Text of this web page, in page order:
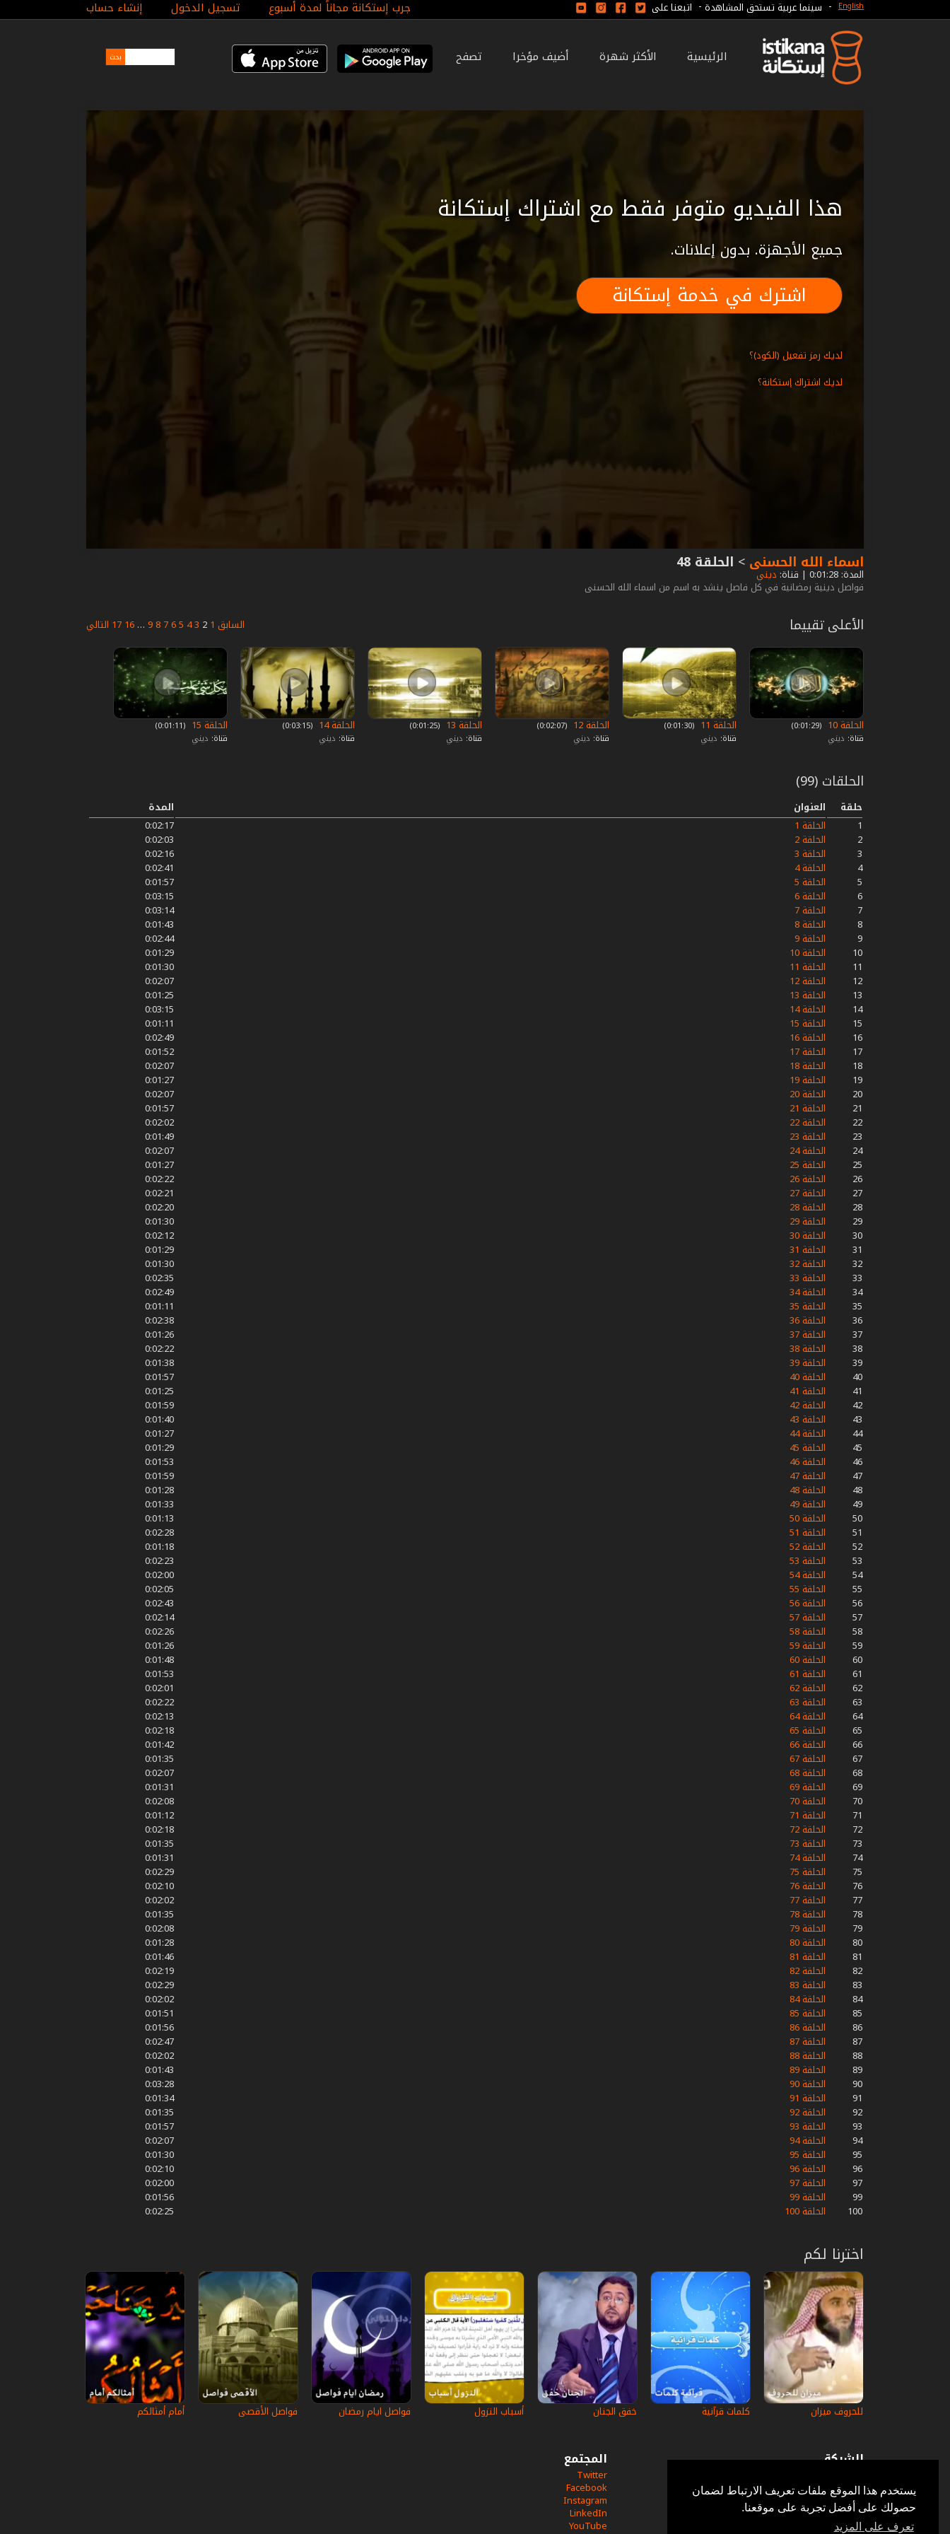
يستخدم هذا الموقع ملفات تعريف الارتباط لضمان
حصولك على أفضل تجربة على موقعنا.
تعرف على المزيد
جرب إستكانة مجاناً لمدة أسبوع تسجيل الدخول إنشاء حساب English
- سينما عربية تستحق المشاهدة - اتبعنا على
الرئيسية الأكثر شهرة أضيف مؤخرا تصفح
هذا الفيديو متوفر فقط مع اشتراك إستكانة
جميع الأجهزة. بدون إعلانات.
اشترك في خدمة إستكانة
لديك رمز تفعيل (الكود)؟
لديك اشتراك إستكانة؟
اسماء الله الحسنى > الحلقة 48
المدة: 0:01:28 | قناة: ديني
فواصل دينية رمضانية في كل فاصل ينشد به اسم من اسماء الله الحسنى
السابق 1
2
3
4
5
6
7
8
9
…
16
17 التالي الأعلى تقييما
الحلقة 10
‏ (0:01:29)
قناة: ديني
الحلقة 11
‏ (0:01:30)
قناة: ديني
الحلقة 12
‏ (0:02:07)
قناة: ديني
الحلقة 13
‏ (0:01:25)
قناة: ديني
الحلقة 14
‏ (0:03:15)
قناة: ديني
الحلقة 15
‏ (0:01:11)
قناة: ديني
الحلقات (99)
حلقة العنوان
المدة
1
الحلقة 1
0:02:17
2
الحلقة 2
0:02:03
3
الحلقة 3
0:02:16
4
الحلقة 4
0:02:41
5
الحلقة 5
0:01:57
6
الحلقة 6
0:03:15
7
الحلقة 7
0:03:14
8
الحلقة 8
0:01:43
9
الحلقة 9
0:02:44
10
الحلقة 10
0:01:29
11
الحلقة 11
0:01:30
12
الحلقة 12
0:02:07
13
الحلقة 13
0:01:25
14
الحلقة 14
0:03:15
15
الحلقة 15
0:01:11
16
الحلقة 16
0:02:49
17
الحلقة 17
0:01:52
18
الحلقة 18
0:02:07
19
الحلقة 19
0:01:27
20
الحلقة 20
0:02:07
21
الحلقة 21
0:01:57
22
الحلقة 22
0:02:02
23
الحلقة 23
0:01:49
24
الحلقة 24
0:02:07
25
الحلقة 25
0:01:27
26
الحلقة 26
0:02:22
27
الحلقة 27
0:02:21
28
الحلقة 28
0:02:20
29
الحلقة 29
0:01:30
30
الحلقة 30
0:02:12
31
الحلقة 31
0:01:29
32
الحلقة 32
0:01:30
33
الحلقة 33
0:02:35
34
الحلقة 34
0:02:49
35
الحلقة 35
0:01:11
36
الحلقة 36
0:02:38
37
الحلقة 37
0:01:26
38
الحلقة 38
0:02:22
39
الحلقة 39
0:01:38
40
الحلقة 40
0:01:57
41
الحلقة 41
0:01:25
42
الحلقة 42
0:01:59
43
الحلقة 43
0:01:40
44
الحلقة 44
0:01:27
45
الحلقة 45
0:01:29
46
الحلقة 46
0:01:53
47
الحلقة 47
0:01:59
48
الحلقة 48
0:01:28
49
الحلقة 49
0:01:33
50
الحلقة 50
0:01:13
51
الحلقة 51
0:02:28
52
الحلقة 52
0:01:18
53
الحلقة 53
0:02:23
54
الحلقة 54
0:02:00
55
الحلقة 55
0:02:05
56
الحلقة 56
0:02:43
57
الحلقة 57
0:02:14
58
الحلقة 58
0:02:26
59
الحلقة 59
0:01:26
60
الحلقة 60
0:01:48
61
الحلقة 61
0:01:53
62
الحلقة 62
0:02:01
63
الحلقة 63
0:02:22
64
الحلقة 64
0:02:13
65
الحلقة 65
0:02:18
66
الحلقة 66
0:01:42
67
الحلقة 67
0:01:35
68
الحلقة 68
0:02:07
69
الحلقة 69
0:01:31
70
الحلقة 70
0:02:08
71
الحلقة 71
0:01:12
72
الحلقة 72
0:02:18
73
الحلقة 73
0:01:35
74
الحلقة 74
0:01:31
75
الحلقة 75
0:02:29
76
الحلقة 76
0:02:10
77
الحلقة 77
0:02:02
78
الحلقة 78
0:01:35
79
الحلقة 79
0:02:08
80
الحلقة 80
0:01:28
81
الحلقة 81
0:01:46
82
الحلقة 82
0:02:19
83
الحلقة 83
0:02:29
84
الحلقة 84
0:02:02
85
الحلقة 85
0:01:51
86
الحلقة 86
0:01:56
87
الحلقة 87
0:02:47
88
الحلقة 88
0:02:02
89
الحلقة 89
0:01:43
90
الحلقة 90
0:03:28
91
الحلقة 91
0:01:34
92
الحلقة 92
0:01:35
93
الحلقة 93
0:01:57
94
الحلقة 94
0:02:07
95
الحلقة 95
0:01:30
96
الحلقة 96
0:02:10
97
الحلقة 97
0:02:00
99
الحلقة 99
0:01:56
100
الحلقة 100 0:02:25
اخترنا لكم
للحروف ميزان كلمات قرآنية خفق الجنان أسباب النزول فواصل ايام رمضان فواصل الأقصى أمام أمثالكم
الشركة
أسئلة وأجوبة
في الإعلام
خدمة الزبائن
إتصل بنا
المجتمع
Twitter
Facebook
Instagram
LinkedIn
YouTube